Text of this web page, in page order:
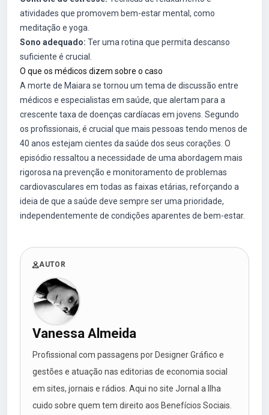
atividades que promovem bem-estar mental, como
meditação e yoga.
Sono adequado: Ter uma rotina que permita descanso
suficiente é crucial.
O que os médicos dizem sobre o caso
A morte de Maiara se tornou um tema de discussão entre
médicos e especialistas em saúde, que alertam para a
crescente taxa de doenças cardíacas em jovens. Segundo
os profissionais, é crucial que mais pessoas tendo menos de
40 anos estejam cientes da saúde dos seus corações. O
episódio ressaltou a necessidade de uma abordagem mais
rigorosa na prevenção e monitoramento de problemas
cardiovasculares em todas as faixas etárias, reforçando a
ideia de que a saúde deve sempre ser uma prioridade,
independentemente de condições aparentes de bem-estar.
AUTOR
Vanessa Almeida
Profissional com passagens por Designer Gráfico e
gestões e atuação nas editorias de economia social
em sites, jornais e rádios. Aqui no site Jornal a Ilha
cuido sobre quem tem direito aos Benefícios Sociais.